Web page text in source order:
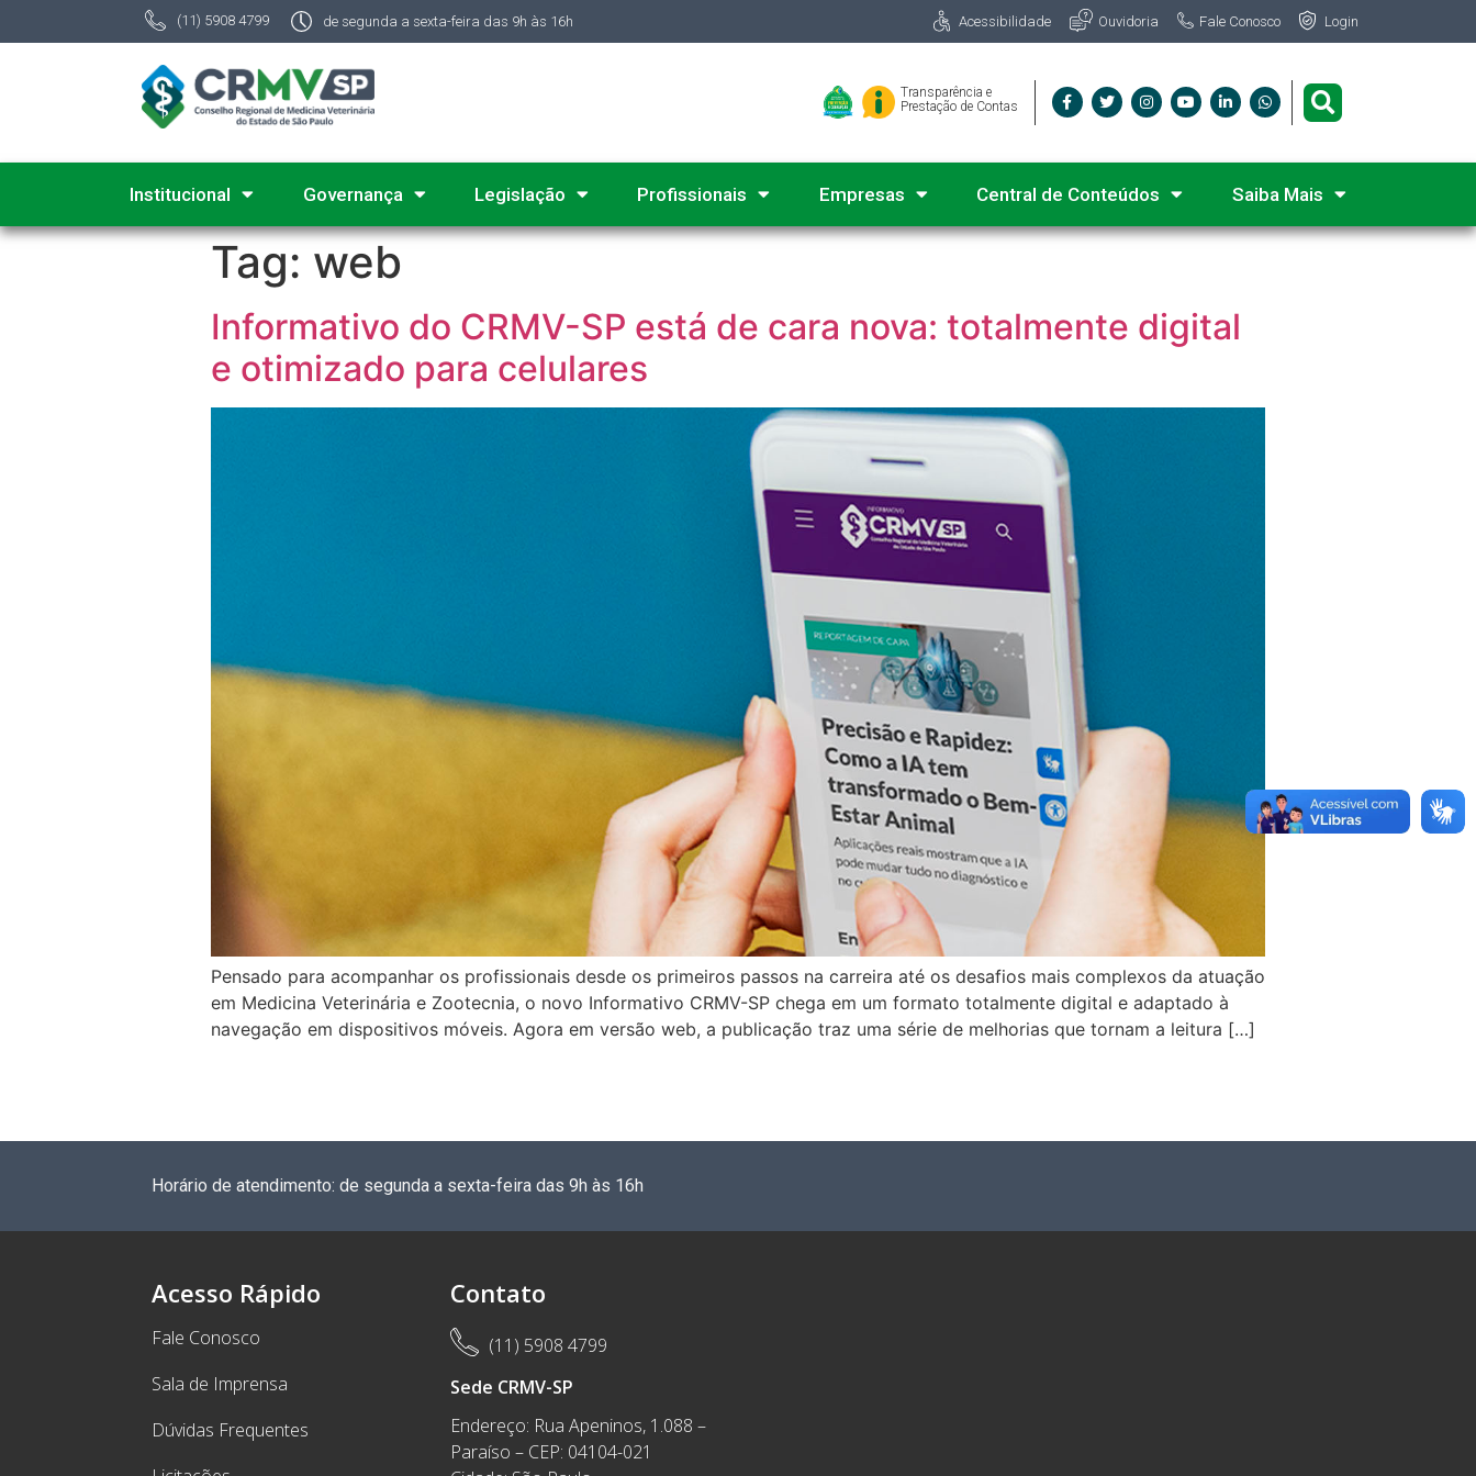
(11) 5908 4799 de segunda a sexta-feira das 9h às 16h Acessibilidade Ouvidoria Fale Conosco Login
Transparência e
Prestação de Contas
Institucional Governança Legislação Profissionais Empresas Central de Conteúdos Saiba Mais
Tag: web
Informativo do CRMV-SP está de cara nova: totalmente digital
e otimizado para celulares
Pensado para acompanhar os profissionais desde os primeiros passos na carreira até os desafios mais complexos da atuação
em Medicina Veterinária e Zootecnia, o novo Informativo CRMV-SP chega em um formato totalmente digital e adaptado à
navegação em dispositivos móveis. Agora em versão web, a publicação traz uma série de melhorias que tornam a leitura […]
Horário de atendimento: de segunda a sexta-feira das 9h às 16h
Acesso Rápido
Fale Conosco
Sala de Imprensa
Dúvidas Frequentes
Contato
(11) 5908 4799
Sede CRMV-SP
Endereço: Rua Apeninos, 1.088 –
Paraíso – CEP: 04104-021